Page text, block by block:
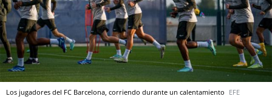
Los jugadores del FC Barcelona, corriendo durante un calentamiento EFE